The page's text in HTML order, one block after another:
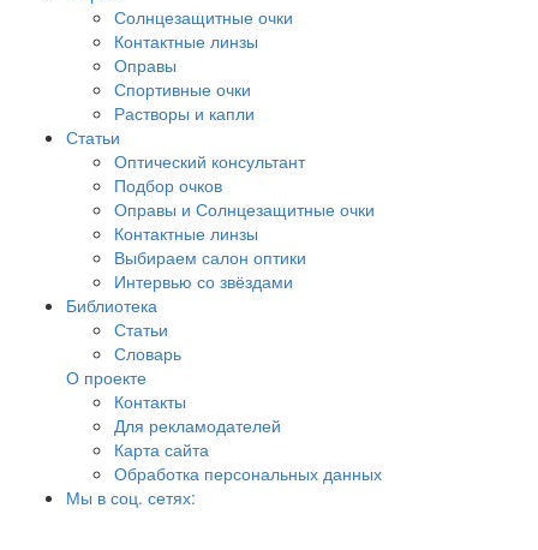
Солнцезащитные очки
Контактные линзы
Оправы
Спортивные очки
Растворы и капли
Статьи
Оптический консультант
Подбор очков
Оправы и Солнцезащитные очки
Контактные линзы
Выбираем салон оптики
Интервью со звёздами
Библиотека
Статьи
Словарь
О проекте
Контакты
Для рекламодателей
Карта сайта
Обработка персональных данных
Мы в соц. сетях: